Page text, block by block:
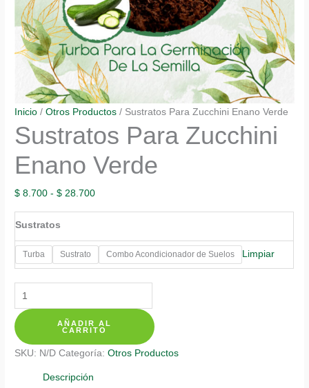
Inicio /Otros Productos / Sustratos Para Zucchini Enano Verde
Sustratos Para Zucchini
Enano Verde
$ 8.700 - $ 28.700Rango
de
desde
$ 8.700
Sustratos
Turba Sustrato Combo Acondicionador de Suelos Limpiar
Sustratos
Para
Zucchini
Enano
Verde
cantidad
AÑADIR AL
CARRITO
SKU: N/D Categoría:Otros Productos
Descripción